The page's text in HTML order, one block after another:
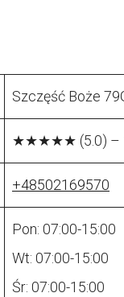
Szczęść Boże
★★★★★ (5.0) –
+48502169570
Pon: 07:00-15:00
Wt: 07:00-15:00
Śr: 07:00-15:00